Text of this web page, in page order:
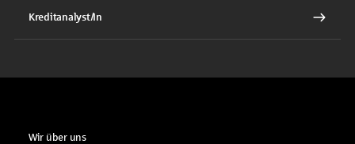
Kreditanalyst/In
Wir über uns